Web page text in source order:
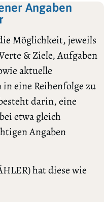
Angaben
Möglichkeit, jeweils
& Ziele, Aufgaben
aktuelle
eine Reihenfolge zu
darin, eine
etwa gleich
Angaben
hat diese wie